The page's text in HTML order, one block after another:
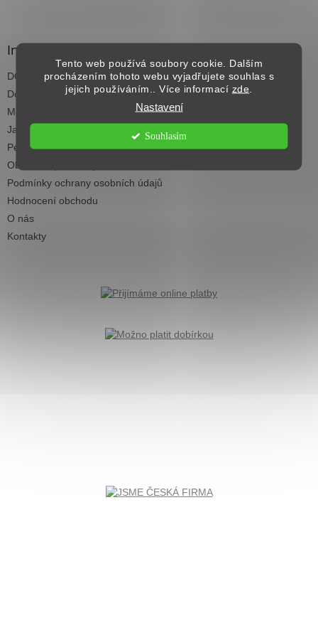
Tento web používá soubory cookie. Dalším
procházením tohoto webu vyjadřujete souhlas s
jejich používáním.. Více informací zde
Nastavení
Souhlasím
Informace pro vás
DOPRAVA NAD 2.500,- KČ ZDARMA
Dodací termíny
Možnosti platby
Jak vybrat koberec do každé místnosti
Péče a čištění koberců
Obchodní podmínky
Podmínky ochrany osobních údajů
Hodnocení obchodu
O nás
Kontakty